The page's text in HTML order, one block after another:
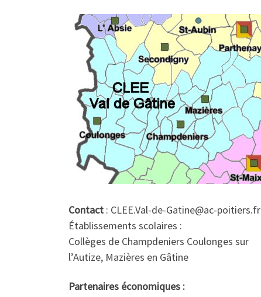
Contact : CLEE.Val-de-Gatine@ac-poitiers.fr
Établissements scolaires :
Collèges de Champdeniers Coulonges sur
l’Autize, Mazières en Gâtine
Partenaires économiques :